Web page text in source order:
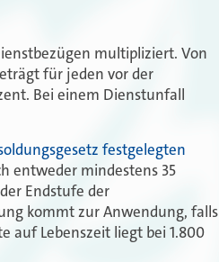
multipliziert. Von
für jeden vor der
Bei einem Dienstunfall
festgelegten
entweder mindestens 35
Endstufe der
kommt zur Anwendung, falls
auf Lebenszeit liegt bei 1.800